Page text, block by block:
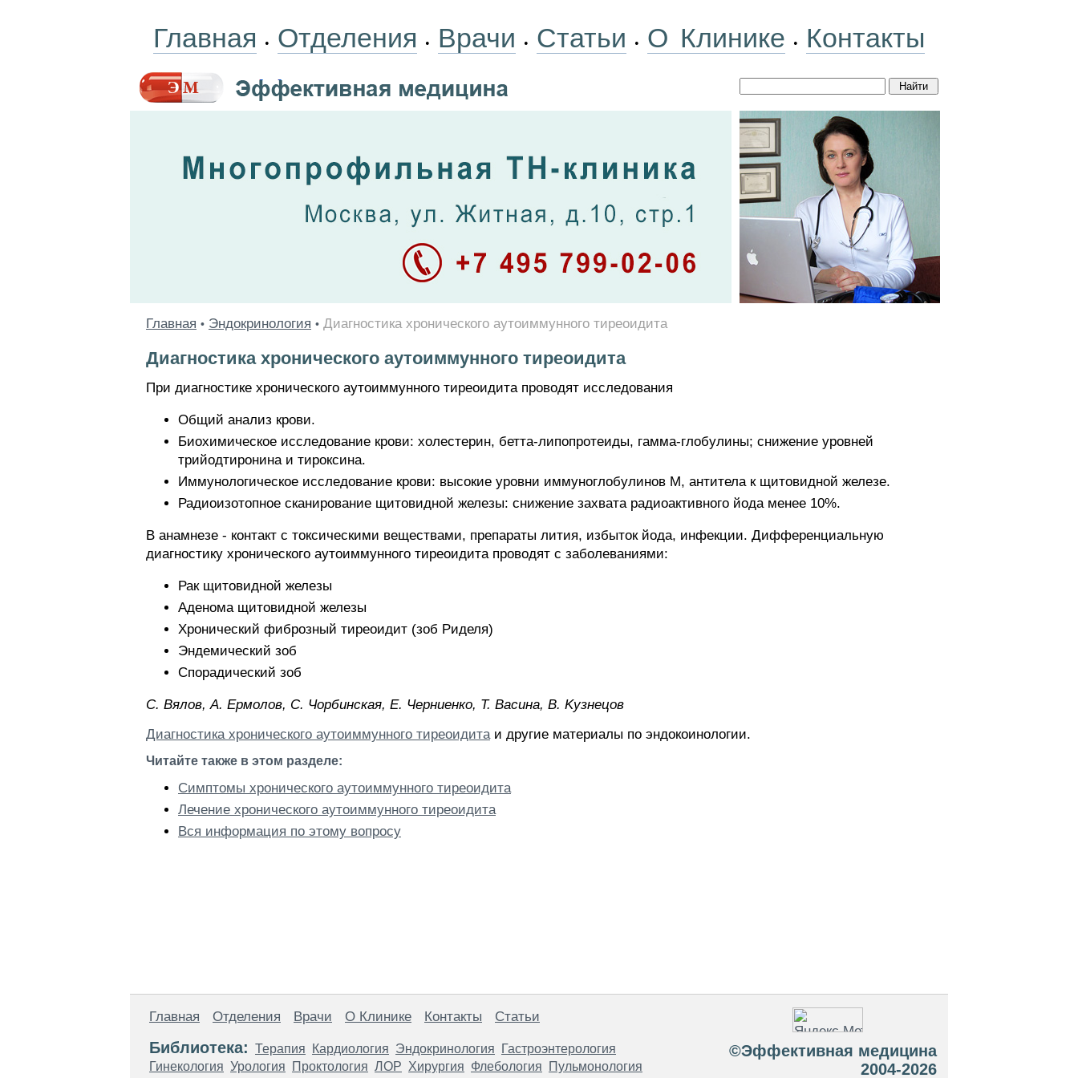
Главная • Отделения • Врачи • Статьи • О Клинике • Контакты
Главная • Эндокринология • Диагностика хронического аутоиммунного тиреоидита
Диагностика хронического аутоиммунного тиреоидита
При диагностике хронического аутоиммунного тиреоидита проводят исследования
Общий анализ крови.
Биохимическое исследование крови: холестерин, бетта-липопротеиды, гамма-глобулины; снижение уровней
трийодтиронина и тироксина.
Иммунологическое исследование крови: высокие уровни иммуноглобулинов М, антитела к щитовидной железе.
Радиоизотопное сканирование щитовидной железы: снижение захвата радиоактивного йода менее 10%.
В анамнезе - контакт с токсическими веществами, препараты лития, избыток йода, инфекции. Дифференциальную
диагностику хронического аутоиммунного тиреоидита проводят с заболеваниями:
Рак щитовидной железы
Аденома щитовидной железы
Хронический фиброзный тиреоидит (зоб Риделя)
Эндемический зоб
Спорадический зоб
C. Bялoв, A. Epмoлoв, C. Чopбинcкaя, E. Чepниeнкo, Т. Bacинa, B. Kyзнeцoв
Диагностика хронического аутоиммунного тиреоидитаи другие материалы по эндокоинологии.
Читайте также в этом разделе:
Симптомы хронического аутоиммунного тиреоидита
Лечение хронического аутоиммунного тиреоидита
Вся информация по этому вопросу
Главная Отделения Врачи О Клинике Контакты Статьи
Библиотека: Терапия Кардиология Эндокринология
Гастроэнтерология
Гинекология Урология Проктология ЛОР Хирургия Флебология
Пульмонология
©Эффективная медицина
2004-2026